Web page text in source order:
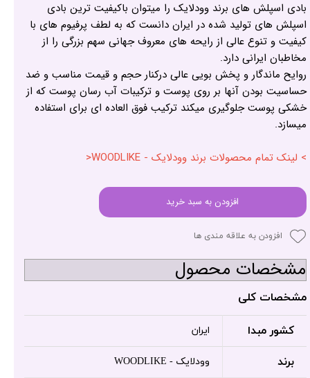
بادی اسپلش های برند وودلایک را میتوان باکیفیت ترین بادی
اسپلش های تولید شده در ایران دانست که به لطف پرفیوم های با
کیفیت و تنوع عالی از رایحه های معروف جهانی سهم بزرگی را از
مخاطبان ایرانی دارد.
روایح ماندگار و پخش بویی عالی درکنار حجم و قیمت مناسب و ضد
حساسیت بودن آنها بر روی پوست و ترکیبات آب رسان پوست که از
خشکی پوست جلوگیری میکند ترکیب فوق العاده ای برای استفاده
میسازد.
> لینک تمام محصولات برند وودلایک - WOODLIKE<
افزودن به سبد خرید
افزودن به علاقه مندی ها
مشخصات محصول
مشخصات کلی
کشور مبدا ایران
برند وودلایک - WOODLIKE